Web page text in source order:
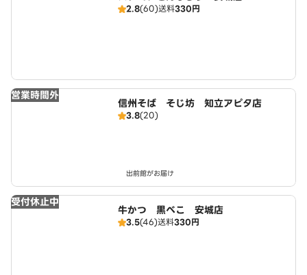
2.8(60)送料330円
営業時間外
信州そば そじ坊 知立アピタ店
3.8(20)
出前館がお届け
受付休止中
牛かつ 黒べこ 安城店
3.5(46)送料330円